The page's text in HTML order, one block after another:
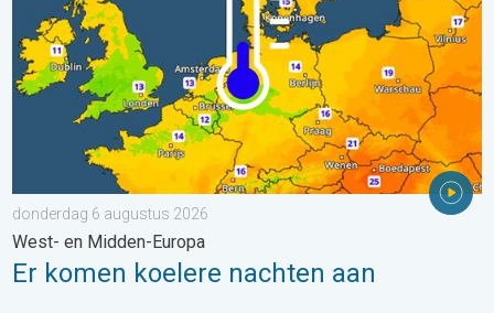
donderdag 6 augustus 2026
West- en Midden-Europa
Er komen koelere nachten aan